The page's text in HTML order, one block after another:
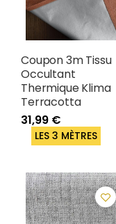
Coupon 3m Tissu
Occultant
Thermique Klima
Terracotta
31,99 €
LES 3 MÈTRES